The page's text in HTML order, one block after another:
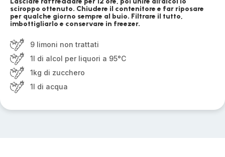
sciroppo ottenuto. Chiudere il contenitore e far riposare
per qualche giorno sempre al buio. Filtrare il tutto,
imbottigliarlo e conservare in freezer.
9 limoni non trattati
1l di alcol per liquori a 95°C
1kg di zucchero
1l di acqua